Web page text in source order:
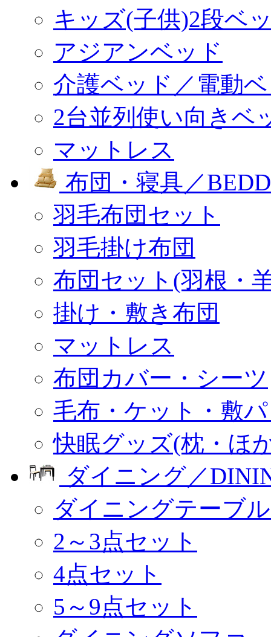
キッズ(子供)2段ベ
アジアンベッド
介護ベッド／電動
2台並列使い向きベ
マットレス
布団・寝具／
羽毛布団セット
羽毛掛け布団
布団セット(羽根・
掛け・敷き布団
マットレス
布団カバー・シーツ
毛布・ケット・敷
快眠グッズ(枕・ほ
ダイニング／
ダイニングテーブ
2～3点セット
4点セット
5～9点セット